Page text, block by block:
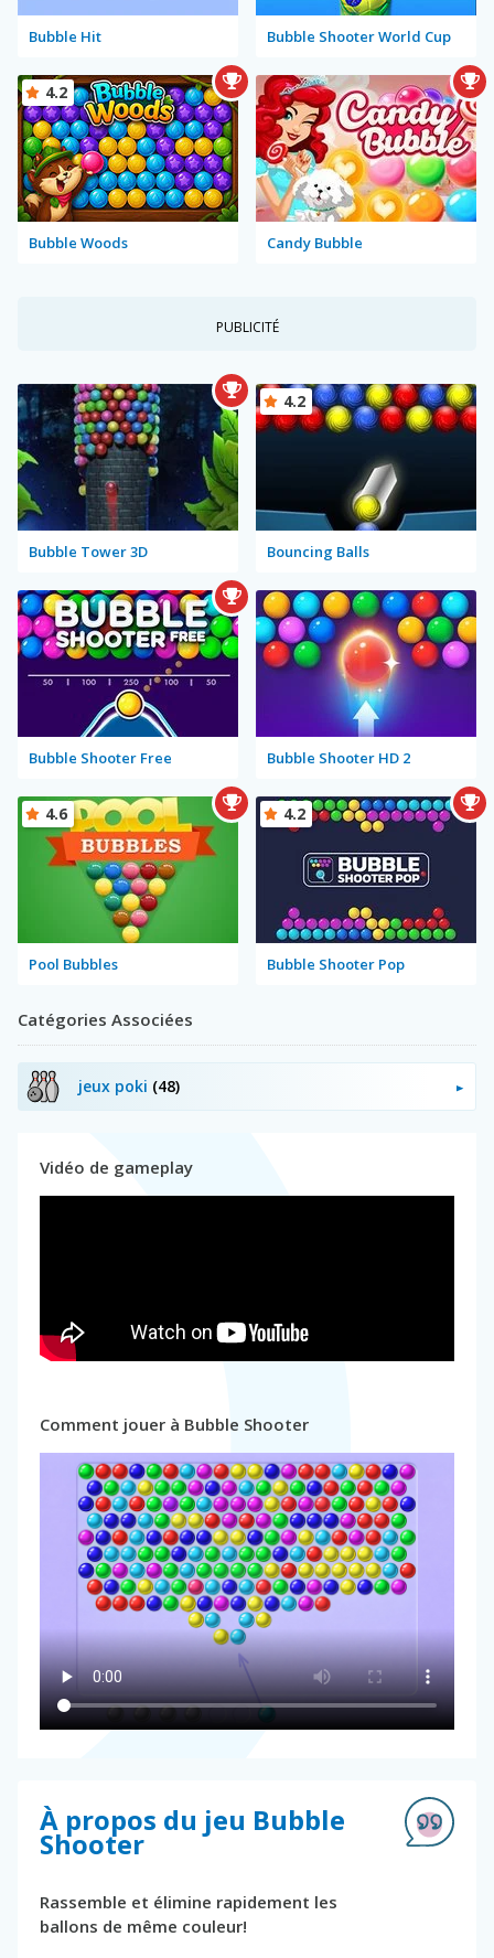
Bubble Hit Bubble Shooter World Cup
Bubble Woods
4.2
Candy Bubble
PUBLICITÉ
Bubble Tower 3D Bouncing Balls
4.2
Bubble Shooter Free Bubble Shooter HD 2
Pool Bubbles
4.6
Bubble Shooter Pop
4.2
Catégories Associées
jeux poki (48)
Vidéo de gameplay
Comment jouer à Bubble Shooter
À propos du jeu Bubble
Shooter
Rassemble et élimine rapidement les
ballons de même couleur!